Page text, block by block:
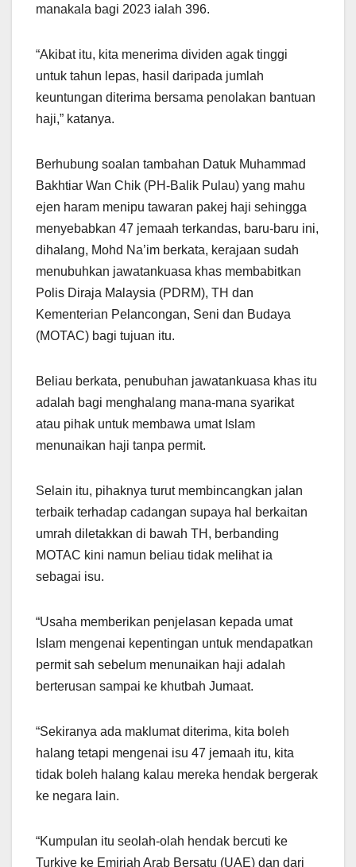
manakala bagi 2023 ialah 396.
“Akibat itu, kita menerima dividen agak tinggi
untuk tahun lepas, hasil daripada jumlah
keuntungan diterima bersama penolakan bantuan
haji,” katanya.
Berhubung soalan tambahan Datuk Muhammad
Bakhtiar Wan Chik (PH-Balik Pulau) yang mahu
ejen haram menipu tawaran pakej haji sehingga
menyebabkan 47 jemaah terkandas, baru-baru ini,
dihalang, Mohd Na’im berkata, kerajaan sudah
menubuhkan jawatankuasa khas membabitkan
Polis Diraja Malaysia (PDRM), TH dan
Kementerian Pelancongan, Seni dan Budaya
(MOTAC) bagi tujuan itu.
Beliau berkata, penubuhan jawatankuasa khas itu
adalah bagi menghalang mana-mana syarikat
atau pihak untuk membawa umat Islam
menunaikan haji tanpa permit.
Selain itu, pihaknya turut membincangkan jalan
terbaik terhadap cadangan supaya hal berkaitan
umrah diletakkan di bawah TH, berbanding
MOTAC kini namun beliau tidak melihat ia
sebagai isu.
“Usaha memberikan penjelasan kepada umat
Islam mengenai kepentingan untuk mendapatkan
permit sah sebelum menunaikan haji adalah
berterusan sampai ke khutbah Jumaat.
“Sekiranya ada maklumat diterima, kita boleh
halang tetapi mengenai isu 47 jemaah itu, kita
tidak boleh halang kalau mereka hendak bergerak
ke negara lain.
“Kumpulan itu seolah-olah hendak bercuti ke
Turkiye ke Emiriah Arab Bersatu (UAE) dan dari